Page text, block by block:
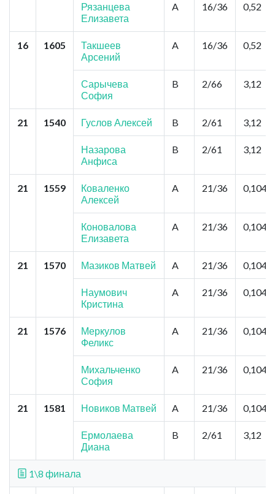
Рязанцева
Елизавета
A 16/36 0,52
16 1605
Такшеев
Арсений
A 16/36 0,52
Сарычева
София
B 2/66 3,12
21 1540 Гуслов Алексей B 2/61 3,12
Назарова
Анфиса
B 2/61 3,12
21 1559
Коваленко
Алексей
A 21/36 0,104
Коновалова
Елизавета
A 21/36 0,104
21 1570 Мазиков Матвей A 21/36 0,104
Наумович
Кристина
A 21/36 0,104
21 1576
Меркулов
Феликс
A 21/36 0,104
Михальченко
София
A 21/36 0,104
21 1581 Новиков Матвей A 21/36 0,104
Ермолаева
Диана
B 2/61 3,12
1\8 финала